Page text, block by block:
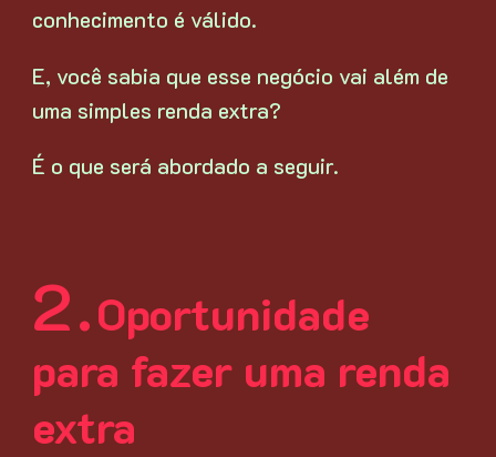
conhecimento é válido.
E, você sabia que esse negócio vai além de
uma simples renda extra?
É o que será abordado a seguir.
Oportunidade
para fazer uma renda
extra